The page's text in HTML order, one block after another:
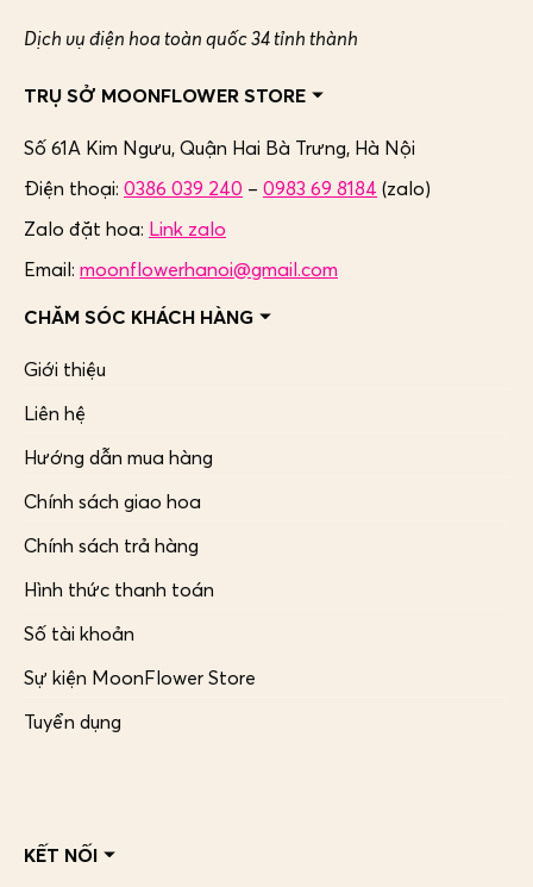
Dịch vụ điện hoa toàn quốc 34 tỉnh thành
TRỤ SỞ MOONFLOWER STORE
Số 61A Kim Ngưu, Quận Hai Bà Trưng, Hà Nội
Điện thoại: 0386 039 240 – 0983 69 8184 (zalo)
Zalo đặt hoa: Link zalo
Email: moonflowerhanoi@gmail.com
CHĂM SÓC KHÁCH HÀNG
Giới thiệu
Liên hệ
Hướng dẫn mua hàng
Chính sách giao hoa
Chính sách trả hàng
Hình thức thanh toán
Số tài khoản
Sự kiện MoonFlower Store
Tuyển dụng
KẾT NỐI